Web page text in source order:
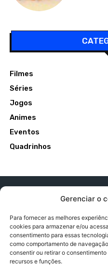
Gerenciar o
Para fornecer as melhores
cookies para armazenar e/ou
consentimento para essas
como comportamento de
consentir ou retirar o
recursos e funções.
Filmes
Séries
Jogos
Animes
Eventos
Quadrinhos
Contato: